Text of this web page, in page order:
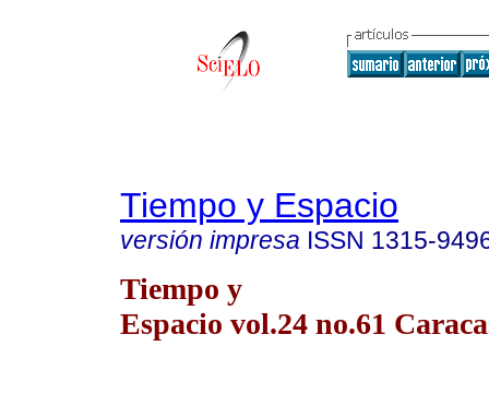
Tiempo y Espacio
versión impresa ISSN 1315-
Tiempo y
Espacio vol.24 no.61